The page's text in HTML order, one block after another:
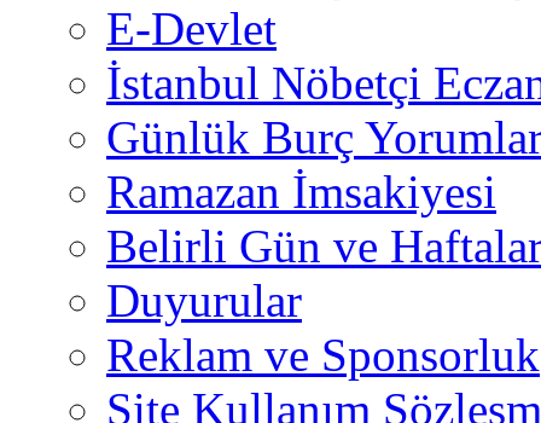
E-Devlet
İstanbul Nöbetçi
Günlük Burç
Ramazan İmsakiyesi
Belirli Gün ve
Duyurular
Reklam ve Sponsorluk
Site Kullanım